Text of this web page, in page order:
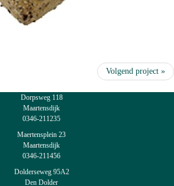
Volgend project »
Dorpsweg 118
Maartensdijk
0346-211235
Maertensplein 23
Maartensdijk
0346-211456
Dolderseweg 95A2
Den Dolder